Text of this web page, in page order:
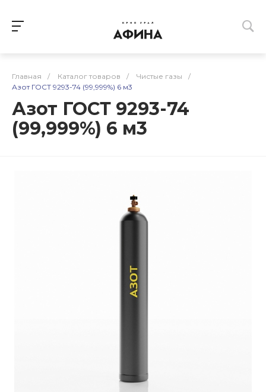
Главная / Каталог товаров / Чистые газы
/
Азот ГОСТ 9293-74 (99,999%) 6 м3
Азот ГОСТ 9293-74
(99,999%) 6 м3